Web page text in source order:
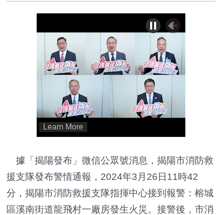
據「揭陽發布」微信公眾號消息，揭陽市消防救
援支隊發布警情通報，2024年3月26日11時42
分，揭陽市消防救援支隊指揮中心接到報警：榕城
區溪南街道龍飛村一廠房發生火災。接警後，市消